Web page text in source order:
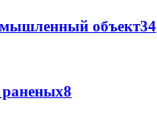
объект34
раненых8